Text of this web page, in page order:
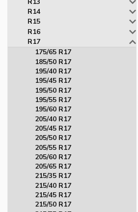
R14
R15
R16
R17
175/65 R17
185/50 R17
195/40 R17
195/45 R17
195/50 R17
195/55 R17
195/60 R17
205/40 R17
205/45 R17
205/50 R17
205/55 R17
205/60 R17
205/65 R17
215/35 R17
215/40 R17
215/45 R17
215/50 R17